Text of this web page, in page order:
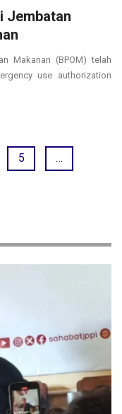
Jembatan
Makanan (BPOM) telah
use authorization
5 …